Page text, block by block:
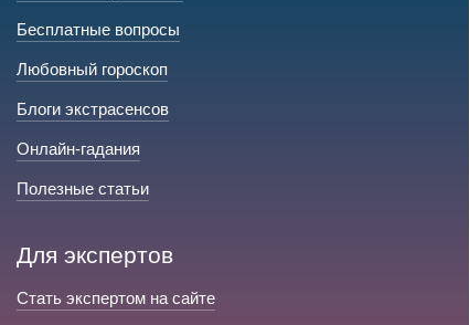
Бесплатные вопросы
Любовный гороскоп
Блоги экстрасенсов
Онлайн-гадания
Полезные статьи
Для экспертов
Стать экспертом на сайте